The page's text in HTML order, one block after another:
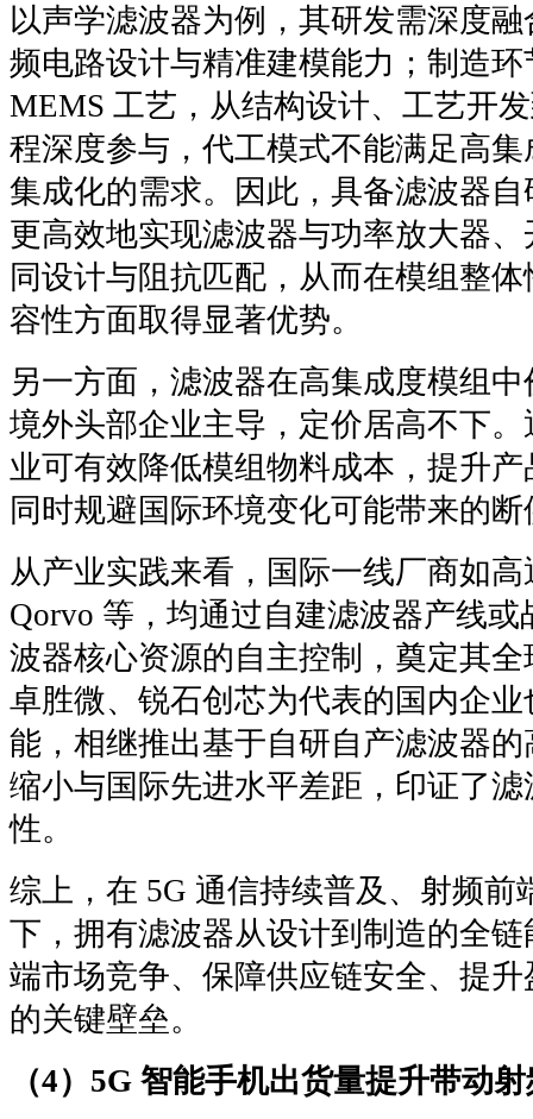
以声学滤波器为例，其研发需深度
频电路设计与精准建模能力；制造
MEMS 工艺，从结构设计、工艺开
程深度参与，代工模式不能满足高
集成化的需求。因此，具备滤波器
更高效地实现滤波器与功率放大器
同设计与阻抗匹配，从而在模组整
容性方面取得显著优势。
另一方面，滤波器在高集成度模组
境外头部企业主导，定价居高不下
业可有效降低模组物料成本，提升
同时规避国际环境变化可能带来的
从产业实践来看，国际一线厂商如
Qorvo 等，均通过自建滤波器产线
波器核心资源的自主控制，奠定其
卓胜微、锐石创芯为代表的国内企
能，相继推出基于自研自产滤波器
缩小与国际先进水平差距，印证了
性。
综上，在 5G 通信持续普及、射频前
下，拥有滤波器从设计到制造的全
端市场竞争、保障供应链安全、提
的关键壁垒。
（4）5G 智能手机出货量提升带动